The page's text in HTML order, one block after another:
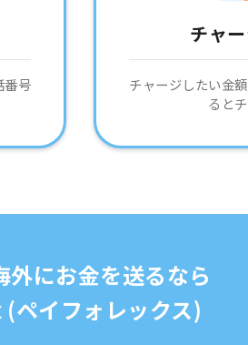
番号
チャ
チャージしたい金
ると
外にお金を送るなら
ペイフォレックス)